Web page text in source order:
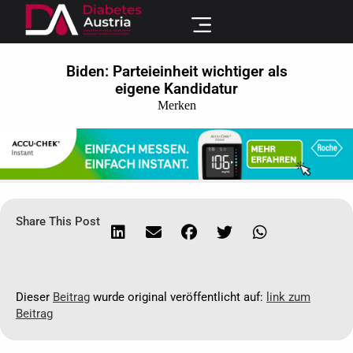
Biden: Parteieinheit wichtiger als
eigene Kandidatur
Merken
Share This Post
Dieser Beitrag wurde original veröffentlicht auf: link zum
Beitrag